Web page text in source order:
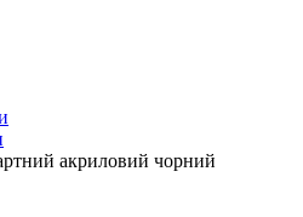
акриловий чорний